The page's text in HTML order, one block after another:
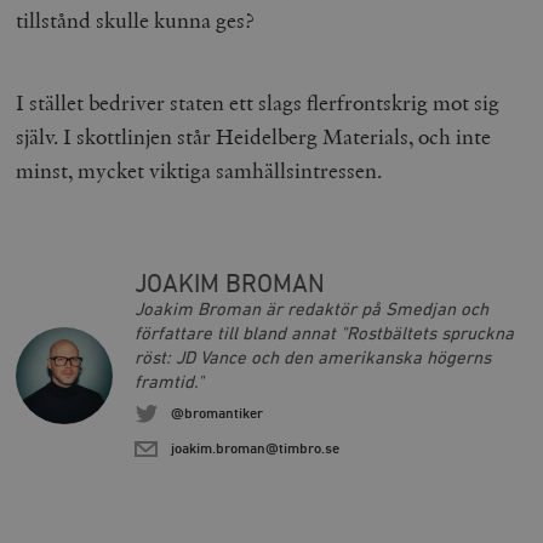
tillstånd skulle kunna ges?
I stället bedriver staten ett slags flerfrontskrig mot sig
själv. I skottlinjen står Heidelberg Materials, och inte
minst, mycket viktiga samhällsintressen.
JOAKIM BROMAN
Joakim Broman är redaktör på Smedjan och
författare till bland annat "Rostbältets spruckna
röst: JD Vance och den amerikanska högerns
framtid."
@bromantiker
joakim.broman@timbro.se
Marknadsföring
och kontohantering. Webbplatsen kan inte användas
Namn
_hjFirstSeen
Hotjar Ltd
.timbro.se